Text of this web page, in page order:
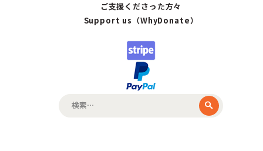
ご支援くださった方々
Support us（WhyDonate）